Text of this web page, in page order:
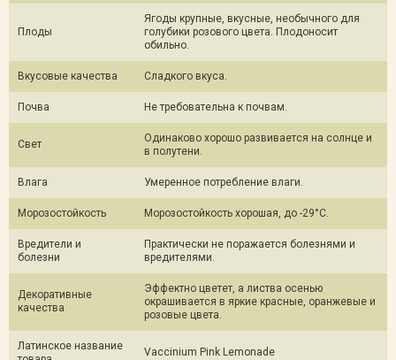
Плоды
Ягоды крупные, вкусные, необычного для
голубики розового цвета. Плодоносит
обильно.
Вкусовые качества Сладкого вкуса.
Почва Не требовательна к почвам.
Свет
Одинаково хорошо развивается на солнце и
в полутени.
Влага Умеренное потребление влаги.
Морозостойкость Морозостойкость хорошая, до -29°C.
Вредители и
болезни
Практически не поражается болезнями и
вредителями.
Декоративные
качества
Эффектно цветет, а листва осенью
окрашивается в яркие красные, оранжевые и
розовые цвета.
Латинское название
Vaccinium Pink Lemonade